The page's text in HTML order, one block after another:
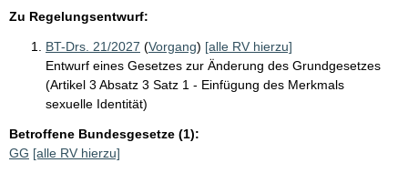
Zu Regelungsentwurf:
BT-Drs. 21/2027 (Vorgang) [alle RV hierzu]
Entwurf eines Gesetzes zur Änderung des Grundgesetzes
(Artikel 3 Absatz 3 Satz 1 - Einfügung des Merkmals
sexuelle Identität)
Betroffene Bundesgesetze (1):
GG [alle RV hierzu]